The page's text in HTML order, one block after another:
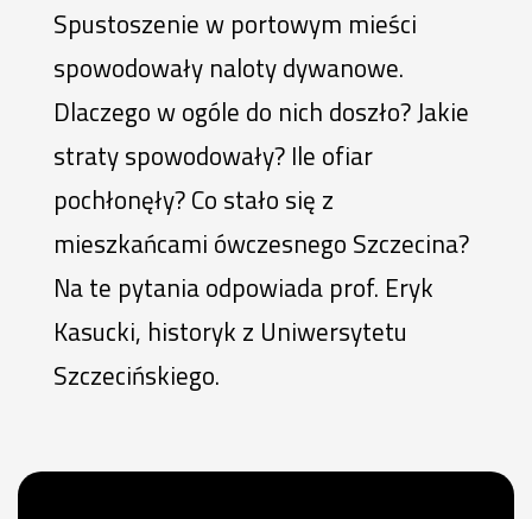
Spustoszenie w portowym mieści
spowodowały naloty dywanowe.
Dlaczego w ogóle do nich doszło? Jakie
straty spowodowały? Ile ofiar
pochłonęły? Co stało się z
mieszkańcami ówczesnego Szczecina?
Na te pytania odpowiada prof. Eryk
Kasucki, historyk z Uniwersytetu
Szczecińskiego.